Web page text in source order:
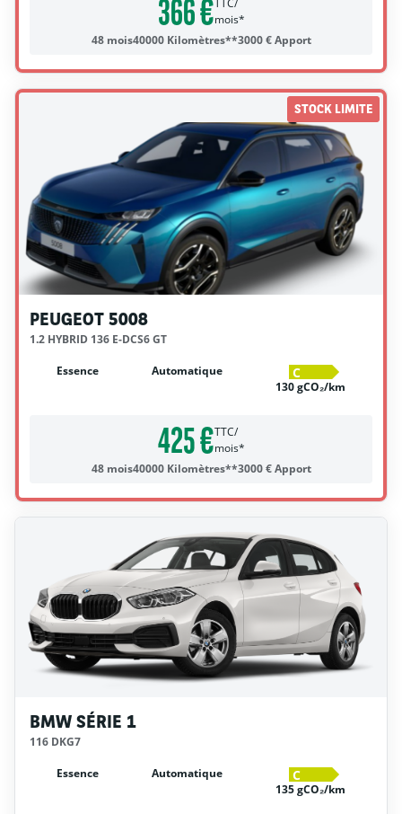
366 € TTC/
mois*
48 mois40000 Kilomètres**3000 € Apport
STOCK LIMITE
PEUGEOT 5008
1.2 HYBRID 136 E-DCS6 GT
Essence Automatique C
130 gCO₂/km
425 €TTC/
mois*
48 mois40000 Kilomètres**3000 € Apport
BMW SÉRIE 1
116 DKG7
Essence Automatique C
135 gCO₂/km